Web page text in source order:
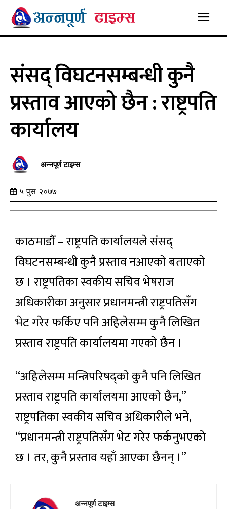
संसद् विघटनसम्बन्धी कुनै
प्रस्ताव आएको छैन : राष्ट्रपति
कार्यालय
अन्नपूर्ण टाइम्स
५ पुस २०७७
काठमाडौं – राष्ट्रपति कार्यालयले संसद्
विघटनसम्बन्धी कुनै प्रस्ताव नआएको बताएको
छ । राष्ट्रपतिका स्वकीय सचिव भेषराज
अधिकारीका अनुसार प्रधानमन्त्री राष्ट्रपतिसँग
भेट गरेर फर्किए पनि अहिलेसम्म कुनै लिखित
प्रस्ताव राष्ट्रपति कार्यालयमा गएको छैन ।
‘‘अहिलेसम्म मन्त्रिपरिषद्‌को कुनै पनि लिखित
प्रस्ताव राष्ट्रपति कार्यालयमा आएको छैन,’’
राष्ट्रपतिका स्वकीय सचिव अधिकारीले भने,
‘‘प्रधानमन्त्री राष्ट्रपतिसँग भेट गरेर फर्कनुभएको
छ । तर, कुनै प्रस्ताव यहाँ आएका छैनन् ।’’
अन्नपूर्ण टाइम्स